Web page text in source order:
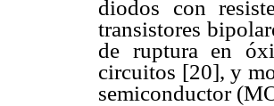
diodos con
transistores
de ruptura en
circuitos [20], y
semiconductor